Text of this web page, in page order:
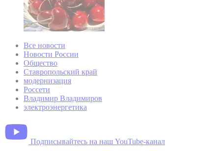
Все новости
Новости России
Общество
Ставропольский край
модернизация
Россети
Владимир Владимиров
электроэнергетика
Подписывайтесь на наш YouTube-канал